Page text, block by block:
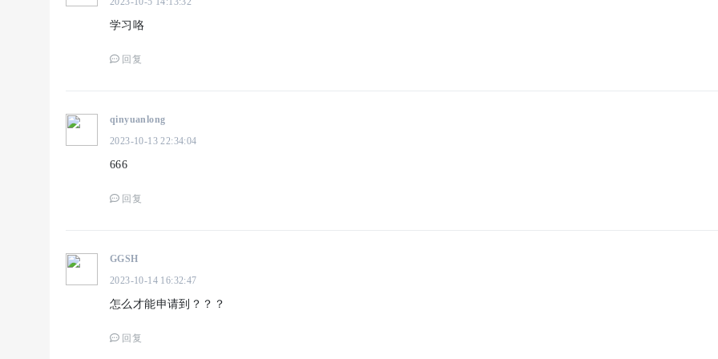
学习咯
回复
qinyuanlong
2023-10-13 22:34:04
666
回复
GGSH
2023-10-14 16:32:47
怎么才能申请到？？？
回复